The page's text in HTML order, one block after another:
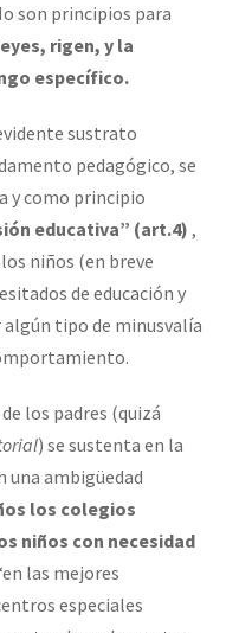
son principios para
rigen, y la
específico.
sustrato
pedagógico, se
y como principio
educativa” (art.4),
niños (en breve
de educación y
algún tipo de minusvalía
los padres (quizá
) se sustenta en la
una ambigüedad
los colegios
niños con necesidad
las mejores
especiales